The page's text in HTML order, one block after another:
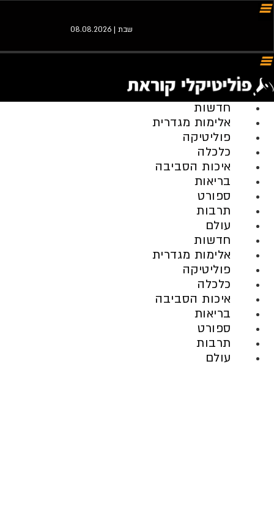
שבת | 08.08.2026
חדשות
אלימות מגדרית
פוליטיקה
כלכלה
איכות הסביבה
בריאות
ספורט
תרבות
עולם
חדשות
אלימות מגדרית
פוליטיקה
כלכלה
איכות הסביבה
בריאות
ספורט
תרבות
עולם